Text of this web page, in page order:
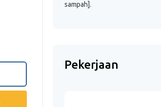
sampah].
Pekerjaan